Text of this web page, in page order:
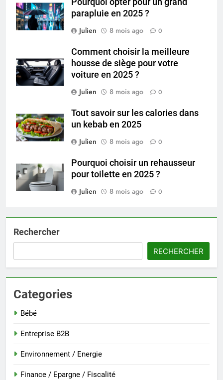
Pourquoi opter pour un grand
parapluie en 2025 ?
Julien
8 mois ago 0
Comment choisir la meilleure
housse de siège pour votre
voiture en 2025 ?
Julien
8 mois ago 0
Tout savoir sur les calories dans
un kebab en 2025
Julien
8 mois ago 0
Pourquoi choisir un rehausseur
pour toilette en 2025 ?
Julien
8 mois ago 0
Rechercher
RECHERCHER
Categories
Bébé
Entreprise B2B
Environnement / Energie
Finance / Epargne / Fiscalité